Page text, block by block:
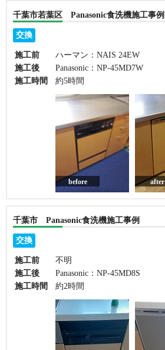
千葉市若葉区 Panasonic食洗機施工事例
交換
施工前
ハーマン：NAIS 24EW
施工後
Panasonic：NP-45MD7W
施工時間
約5時間
before after
千葉市 Panasonic食洗機施工事例
交換
施工前
不明
施工後
Panasonic：NP-45MD8S
施工時間
約2時間